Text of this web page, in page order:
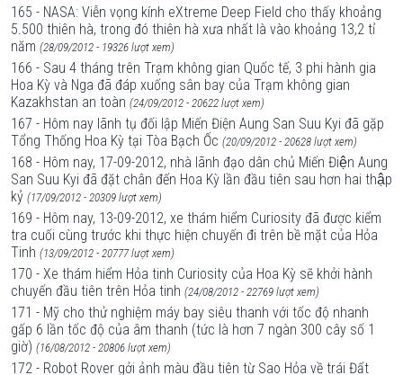
165 - NASA: Viễn vọng kính eXtreme Deep Field cho thấy khoảng
5.500 thiên hà, trong đó thiên hà xưa nhất là vào khoảng 13,2 tỉ
năm (28/09/2012 - 19326 lượt xem)
166 - Sau 4 tháng trên Trạm không gian Quốc tế, 3 phi hành gia
Hoa Kỳ và Nga đã đáp xuống sân bay của Trạm không gian
Kazakhstan an toàn (24/09/2012 - 20622 lượt xem)
167 - Hôm nay lãnh tụ đối lập Miến Điện Aung San Suu Kyi đã gặp
Tổng Thống Hoa Kỳ tại Tòa Bạch Ốc (20/09/2012 - 20628 lượt xem)
168 - Hôm nay, 17-09-2012, nhà lãnh đạo dân chủ Miến Điện Aung
San Suu Kyi đã đặt chân đến Hoa Kỳ lần đầu tiên sau hơn hai thập
kỷ (17/09/2012 - 20309 lượt xem)
169 - Hôm nay, 13-09-2012, xe thám hiểm Curiosity đã được kiểm
tra cuối cùng trước khi thực hiện chuyến đi trên bề mặt của Hỏa
Tinh (13/09/2012 - 20777 lượt xem)
170 - Xe thám hiểm Hỏa tinh Curiosity của Hoa Kỳ sẽ khởi hành
chuyến đầu tiên trên Hỏa tinh (24/08/2012 - 22769 lượt xem)
171 - Mỹ cho thử nghiệm máy bay siêu thanh với tốc độ nhanh
gấp 6 lần tốc độ của âm thanh (tức là hơn 7 ngàn 300 cây số 1
giờ) (16/08/2012 - 20806 lượt xem)
172 - Robot Rover gởi ảnh màu đầu tiên từ Sao Hỏa về trái Đất